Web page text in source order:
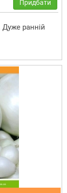
Придбати
ранній